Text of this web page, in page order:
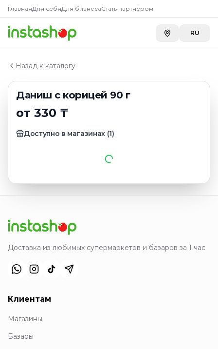
ГлавнаяДля себяДля бизнесаСтать партнёром
RU
Назад к каталогу
Даниш с корицей 90 г
от 330 ₸
Доступно в магазинах (1)
Главная
Каталог
Выпечка
Даниш с корицей 90 г
КупитьДаниш с корицей 90
Доставка из любимых супермаркетов и базаров за 1 час
Клиентам
Магазины
Базары